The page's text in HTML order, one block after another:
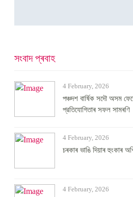
সংবাদ প্ৰবাহ
4 February, 2026
পঞ্চদশ বার্ষিক সদৌ অসম
প্রতিযোগিতাৰ সফল সামৰণি
4 February, 2026
চৰকাৰ ভাঙি দিয়াৰ হুংকাৰ
4 February, 2026